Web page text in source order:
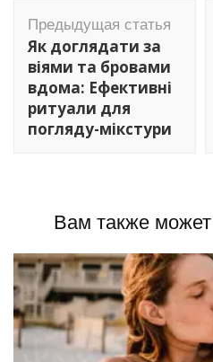
по
записям
Предыдущая статья
Як доглядати за
віями та бровами
вдома: Ефективні
ритуали для
погляду-мікстури
Вам также может